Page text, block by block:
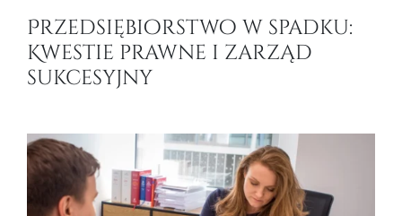
Przedsiębiorstwo w spadku:
Kwestie prawne i zarząd
sukcesyjny